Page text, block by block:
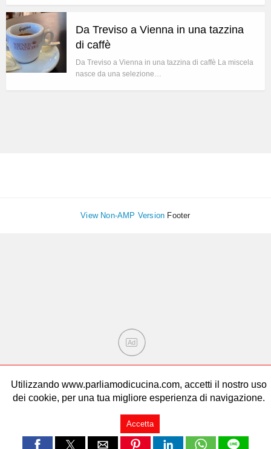
Da Treviso a Vienna in una tazzina
di caffè
Da Treviso a Vienna in una tazzina di caffè La miscela
nasce da una selezione…
View Non-AMP Version Footer
Utilizzando www.parliamodicucina.com, accetti il nostro uso
dei cookie, per una tua migliore esperienza di navigazione.
Accetta
Ad